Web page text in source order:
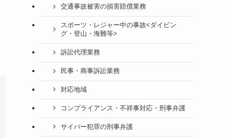
交通事故被害の損害賠償業務
スポーツ・レジャー中の事故<ダイビン
グ・登山・海難等>
訴訟代理業務
民事・商事訴訟業務
対応地域
コンプライアンス・不祥事対応・刑事弁護
サイバー犯罪の刑事弁護